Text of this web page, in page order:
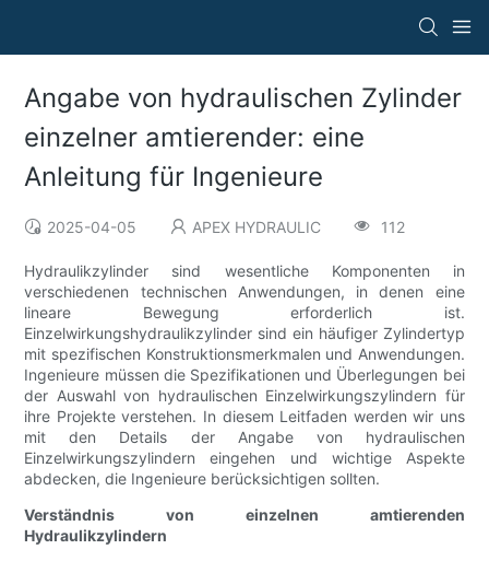
Angabe von hydraulischen Zylinder
einzelner amtierender: eine
Anleitung für Ingenieure
2025-04-05 APEX HYDRAULIC 112
Hydraulikzylinder sind wesentliche Komponenten in
verschiedenen technischen Anwendungen, in denen eine
lineare Bewegung erforderlich ist.
Einzelwirkungshydraulikzylinder sind ein häufiger Zylindertyp
mit spezifischen Konstruktionsmerkmalen und Anwendungen.
Ingenieure müssen die Spezifikationen und Überlegungen bei
der Auswahl von hydraulischen Einzelwirkungszylindern für
ihre Projekte verstehen. In diesem Leitfaden werden wir uns
mit den Details der Angabe von hydraulischen
Einzelwirkungszylindern eingehen und wichtige Aspekte
abdecken, die Ingenieure berücksichtigen sollten.
Verständnis von einzelnen amtierenden
Hydraulikzylindern